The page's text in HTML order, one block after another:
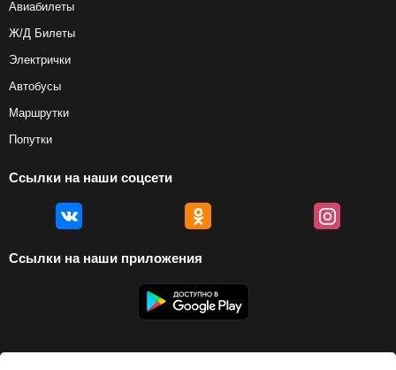
Авиабилеты
Ж/Д Билеты
Электрички
Автобусы
Маршрутки
Попутки
Ссылки на наши соцсети
Ссылки на наши приложения